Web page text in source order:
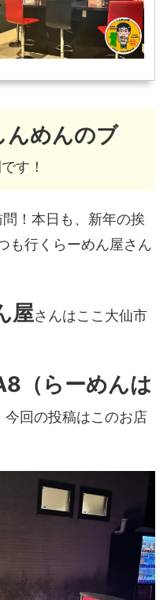
んめんのブ
す！
！本日も、新年の挨
も行くらーめん屋さん
屋さんはここ大仙市
（らーめんは
今回の投稿はこのお店